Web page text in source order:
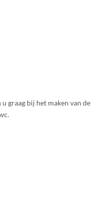
graag bij het maken van de